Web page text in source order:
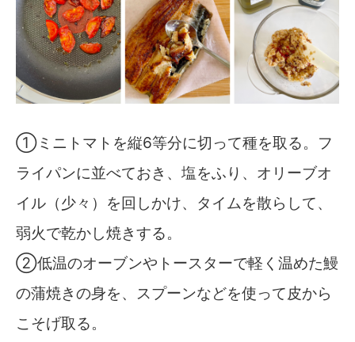
①ミニトマトを縦6等分に切って種を取る。フ
ライパンに並べておき、塩をふり、オリーブオ
イル（少々）を回しかけ、タイムを散らして、
弱火で乾かし焼きする。
②低温のオーブンやトースターで軽く温めた鰻
の蒲焼きの身を、スプーンなどを使って皮から
こそげ取る。